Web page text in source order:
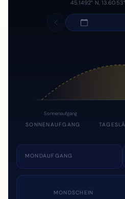
45.1492° N,
Sonnenaufgang
SONNENAUFGANG
MONDAUFGANG
MONDSCHEIN